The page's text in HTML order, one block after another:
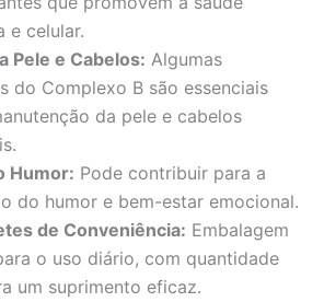
e celular.
Pele e Cabelos: Algumas
do Complexo B são essenciais
da pele e cabelos
Humor: Pode contribuir para a
do humor e bem-estar emocional.
de Conveniência: Embalagem
o uso diário, com quantidade
um suprimento eficaz.